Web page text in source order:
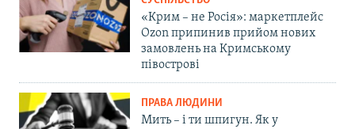
«Крим – не Росія»: маркетплейс
Ozon припинив прийом нових
замовлень на Кримському
півострові
ПРАВА ЛЮДИНИ
Мить – і ти шпигун. Як у